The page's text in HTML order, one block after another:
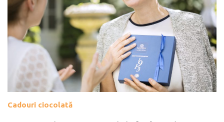
Cadouri ciocolată